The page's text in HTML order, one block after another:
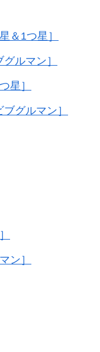
＆1つ星］
ルマン］
星］
グルマン］
ン］